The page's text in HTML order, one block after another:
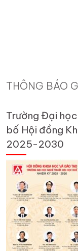
THÔNG BÁO
Trường Đại
bố Hội đồng
2025-2030